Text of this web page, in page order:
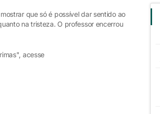
que só é possível dar sentido ao
na tristeza. O professor encerrou
acesse